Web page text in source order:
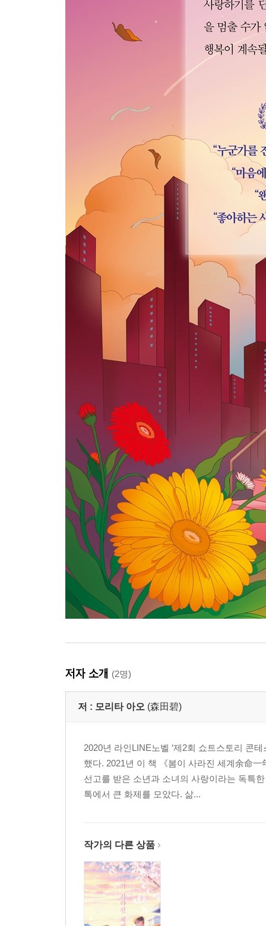
저자 소개 (2명)
저 : 모리타 아오 (森田碧)
2020년 라인LINE노벨 ‘제2회 쇼트스토리 콘
했다. 2021년 이 책 《봄이 사라진 세계余命
선고를 받은 소년과 소녀의 사랑이라는 독특
톡에서 큰 화제를 모았다. 삶...
작가의 다른 상품